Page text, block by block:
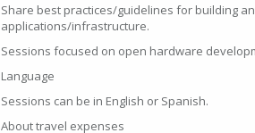
Share best practices/guidelines for building
applications/infrastructure.
Sessions focused on open hardware
Language
Sessions can be in English or Spanish.
About travel expenses